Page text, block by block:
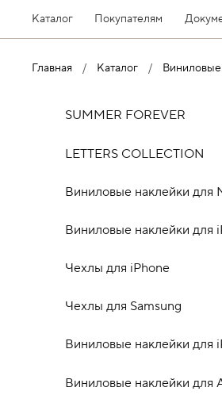
Каталог Покупателям
Главная Каталог
SUMMER FOREVER
LETTERS COLLECTION
Виниловые наклейки для
Виниловые наклейки для
Чехлы для iPhone
Чехлы для Samsung
Виниловые наклейки для
Виниловые наклейки для